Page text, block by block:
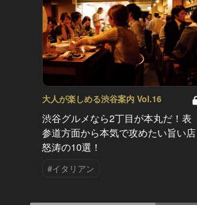
大人が楽しめる渋谷案内 Vol.16
渋谷グルメなら2丁目が本丸だ！表
参道方面から本気で攻めたい旨い店
怒涛の10選！
#イタリアン